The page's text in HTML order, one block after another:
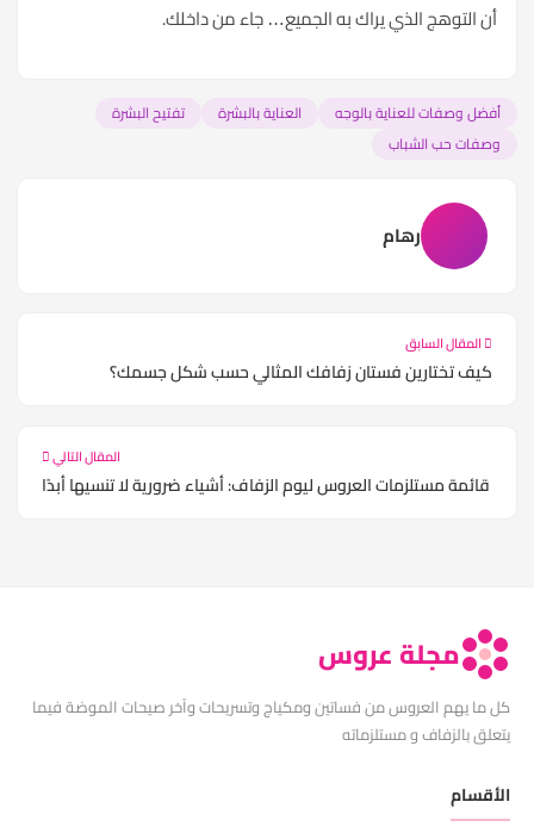
أن التوهج الذي يراك به الجميع… جاء من داخلك.
أفضل وصفات للعناية بالوجه العناية بالبشرة
تفتيح البشرة
وصفات حب الشباب
رهام
المقال السابق
كيف تختارين فستان زفافك المثالي حسب شكل جسمك؟
المقال التالي
قائمة مستلزمات العروس ليوم الزفاف: أشياء ضرورية لا تنسيها أبدًا
مجلة عروس
كل ما يهم العروس من فساتين ومكياج وتسريحات وآخر صيحات الموضة فيما
يتعلق بالزفاف و مستلزماته
الأقسام